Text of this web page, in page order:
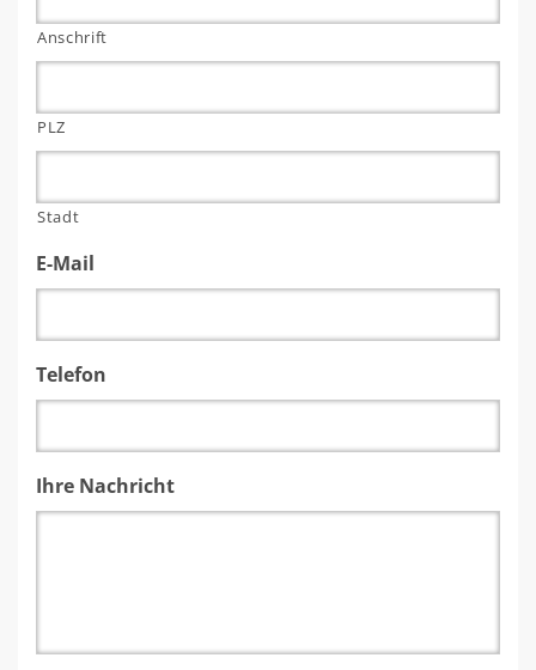
Anschrift
PLZ
Stadt
E-Mail
Telefon
Ihre Nachricht